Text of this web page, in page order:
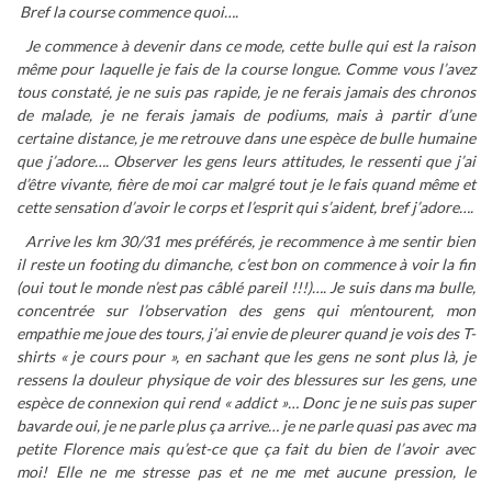
Bref la course commence quoi….
Je commence à devenir dans ce mode, cette bulle qui est la raison
même pour laquelle je fais de la course longue. Comme vous l’avez
tous constaté, je ne suis pas rapide, je ne ferais jamais des chronos
de malade, je ne ferais jamais de podiums, mais à partir d’une
certaine distance, je me retrouve dans une espèce de bulle humaine
que j’adore…. Observer les gens leurs attitudes, le ressenti que j’ai
d’être vivante, fière de moi car malgré tout je le fais quand même et
cette sensation d’avoir le corps et l’esprit qui s’aident, bref j’adore….
Arrive les km 30/31 mes préférés, je recommence à me sentir bien
il reste un footing du dimanche, c’est bon on commence à voir la fin
(oui tout le monde n’est pas câblé pareil !!!)…. Je suis dans ma bulle,
concentrée sur l’observation des gens qui m’entourent, mon
empathie me joue des tours, j’ai envie de pleurer quand je vois des T-
shirts « je cours pour », en sachant que les gens ne sont plus là, je
ressens la douleur physique de voir des blessures sur les gens, une
espèce de connexion qui rend « addict »… Donc je ne suis pas super
bavarde oui, je ne parle plus ça arrive… je ne parle quasi pas avec ma
petite Florence mais qu’est-ce que ça fait du bien de l’avoir avec
moi! Elle ne me stresse pas et ne me met aucune pression, le